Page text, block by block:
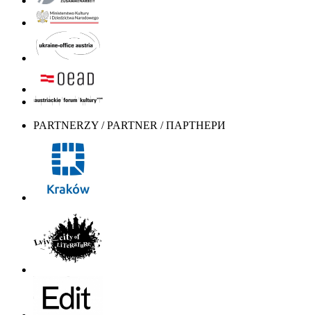
PARTNERZY / PARTNER / ПАРТНЕРИ